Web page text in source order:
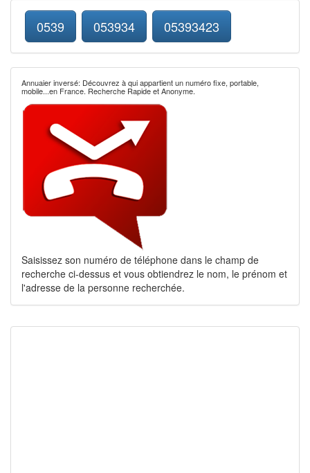
0539 053934 05393423
Annuaier inversé: Découvrez à qui appartient un numéro fixe, portable,
mobile...en France. Recherche Rapide et Anonyme.
Saisissez son numéro de téléphone dans le champ de
recherche ci-dessus et vous obtiendrez le nom, le prénom et
l'adresse de la personne recherchée.